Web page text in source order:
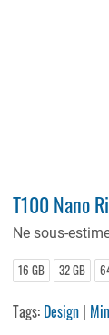
T100 Nano
Ne sous-
16 GB 32 GB
Tags: Design |